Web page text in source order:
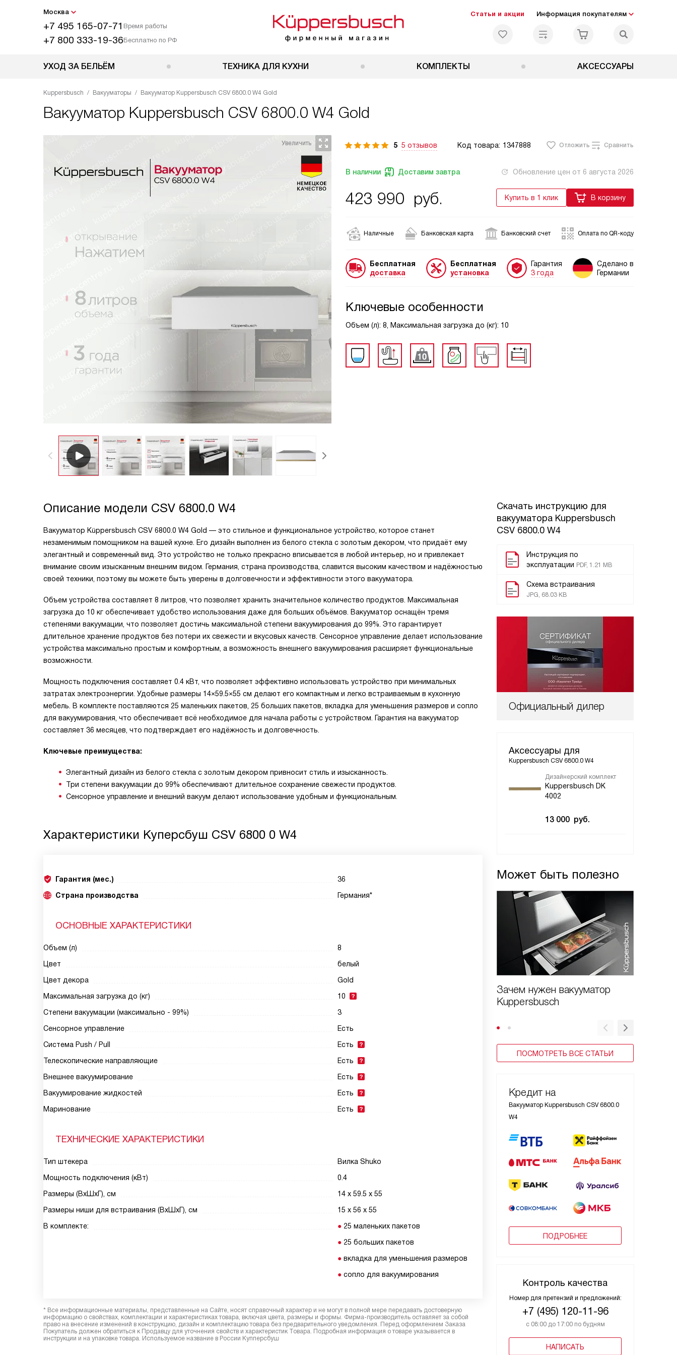
Москва
+7 495 165-07-71 Время работы
+7 800 333-19-36Бесплатно по РФ
Статьи и акции Информация покупателям
УХОД ЗА БЕЛЬЁМ ТЕХНИКА ДЛЯ КУХНИ КОМПЛЕКТЫ АКСЕССУАРЫ
Kuppersbusch Вакууматоры Вакууматор Kuppersbusch CSV 6800.0 W4 Gold
Вакууматор Kuppersbusch CSV 6800.0 W4 Gold
5 5 отзывов Код товара: 1347888 Отложить Сравнить
В наличии Доставим завтра Обновление цен от 6 августа 2026
423 990 руб. Купить в 1 клик В корзину
Наличные Банковская карта Банковский счет Оплата по QR-коду
Бесплатная
доставка
Бесплатная
установка
Гарантия
3 года
Сделано в
Германии
Ключевые особенности
Объем (л): 8, Максимальная загрузка до (кг): 10
Скачать инструкцию для
вакууматора Kuppersbusch
CSV 6800.0 W4
Инструкция по
эксплуатации PDF, 1.21 MB
Схема встраивания
JPG, 68.03 KB
Официальный дилер
Аксессуары для
Kuppersbusch CSV 6800.0 W4
Дизайнерский комплект
Kuppersbusch DK
4002
13 000 руб.
Может быть полезно
Зачем нужен вакууматор
Kuppersbusch
ПОСМОТРЕТЬ ВСЕ СТАТЬИ
Кредит на
Вакууматор Kuppersbusch CSV 6800.0
W4
ПОДРОБНЕЕ
Контроль качества
Номер для претензий и предложений:
+7 (495) 120-11-96
с 08:00 до 17:00 по будням
НАПИСАТЬ
Описание модели CSV 6800.0 W4
Вакууматор Küppersbusch CSV 6800.0 W4 Gold — это стильное и функциональное устройство, которое станет
незаменимым помощником на вашей кухне. Его дизайн выполнен из белого стекла с золотым декором, что придаёт ему
элегантный и современный вид. Это устройство не только прекрасно вписывается в любой интерьер, но и привлекает
внимание своим изысканным внешним видом. Германия, страна производства, славится высоким качеством и надёжностью
своей техники, поэтому вы можете быть уверены в долговечности и эффективности этого вакууматора.
Объем устройства составляет 8 литров, что позволяет хранить значительное количество продуктов. Максимальная
загрузка до 10 кг обеспечивает удобство использования даже для больших объёмов. Вакууматор оснащён тремя
степенями вакуумации, что позволяет достичь максимальной степени вакуумирования до 99%. Это гарантирует
длительное хранение продуктов без потери их свежести и вкусовых качеств. Сенсорное управление делает использование
устройства максимально простым и комфортным, а возможность внешнего вакуумирования расширяет функциональные
возможности.
Мощность подключения составляет 0.4 кВт, что позволяет эффективно использовать устройство при минимальных
затратах электроэнергии. Удобные размеры 14×59.5×55 см делают его компактным и легко встраиваемым в кухонную
мебель. В комплекте поставляются 25 маленьких пакетов, 25 больших пакетов, вкладка для уменьшения размеров и сопло
для вакуумирования, что обеспечивает всё необходимое для начала работы с устройством. Гарантия на вакууматор
составляет 36 месяцев, что подтверждает его надёжность и долговечность.
Ключевые преимущества:
Элегантный дизайн из белого стекла с золотым декором привносит стиль и изысканность.
Три степени вакуумации до 99% обеспечивают длительное сохранение свежести продуктов.
Сенсорное управление и внешний вакуум делают использование удобным и функциональным.
Характеристики Куперсбуш CSV 6800 0 W4
Гарантия (мес.)
36
Страна производства
Германия*
ОСНОВНЫЕ ХАРАКТЕРИСТИКИ
Объем (л)
8
Цвет
белый
Цвет декора
Gold
Максимальная загрузка до (кг)
10
Степени вакуумации (максимально - 99%)
3
Сенсорное управление
Есть
Система Push / Pull
Есть
Телескопические направляющие
Есть
Внешнее вакуумирование
Есть
Вакуумирование жидкостей
Есть
Маринование
Есть
ТЕХНИЧЕСКИЕ ХАРАКТЕРИСТИКИ
Тип штекера
Вилка Shuko
Мощность подключения (кВт)
0.4
Размеры (ВxШxГ), см
14 х 59.5 х 55
Размеры ниши для встраивания (ВxШxГ), см
15 х 56 х 55
В комплекте:
25 маленьких пакетов
25 больших пакетов
вкладка для уменьшения размеров
сопло для вакуумирования
* Все информационные материалы, представленные на Сайте, носят справочный характер и не могут в полной мере передавать достоверную
информацию о свойствах, комплектации и характеристиках товара, включая цвета, размеры и формы. Фирма-производитель оставляет за собой
право на внесение изменений в конструкцию, дизайн и комплектацию товара без предварительного уведомления. Перед оформлением Заказа
Покупатель должен обратиться к Продавцу для уточнения свойств и характеристик Товара. Подробная информация о товаре указывается в
инструкции и на упаковке товара. Используемое название в России Купперсбуш